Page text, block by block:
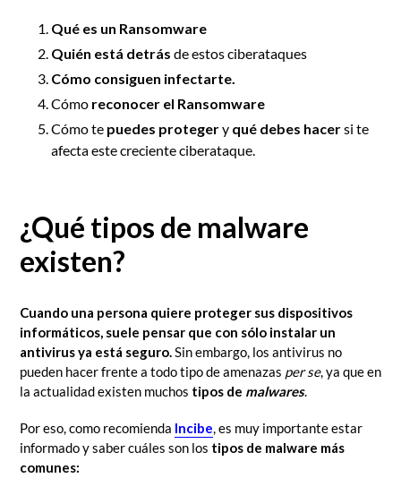
Qué es un Ransomware
Quién está detrás de estos ciberataques
Cómo consiguen infectarte.
Cómo reconocer el Ransomware
Cómo te puedes protegery qué debes hacersi te
afecta este creciente ciberataque.
¿Qué tipos de malware
existen?
Cuando una persona quiere proteger sus dispositivos
informáticos, suele pensar que con sólo instalar un
antivirus ya está seguro.Sin embargo, los antivirus no
pueden hacer frente a todo tipo de amenazas per se, ya que en
la actualidad existen muchos tipos de malwares.
Por eso, como recomienda Incibe, es muy importante estar
informado y saber cuáles son los tipos de malware más
comunes: